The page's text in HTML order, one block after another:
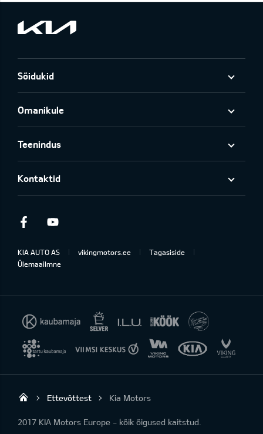
Sõidukid
Omanikule
Teenindus
Kontaktid
Facebook
KIA AUTO AS vikingmotors.ee
Tagasiside
Ülemaailmne
Viking Motors - Kia müük, hooldus ja
Ettevõttest Kia Motors
2017 KIA Motors Europe - kõik õigused kaitstud.